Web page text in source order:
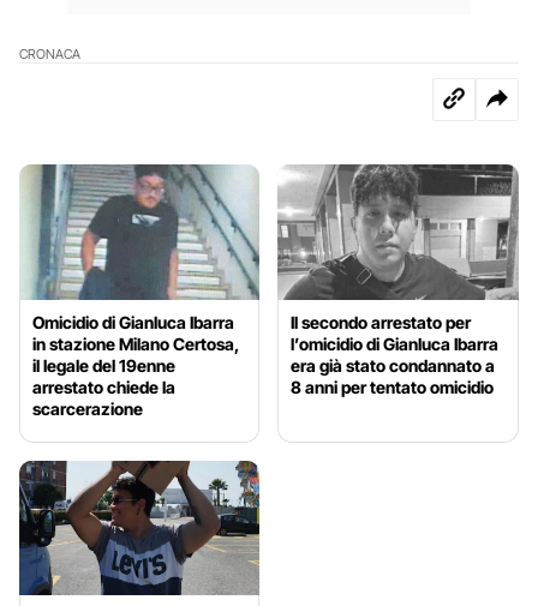
CRONACA
Omicidio di Gianluca Ibarra
in stazione Milano Certosa,
il legale del 19enne
arrestato chiede la
scarcerazione
Il secondo arrestato per
l’omicidio di Gianluca Ibarra
era già stato condannato a
8 anni per tentato omicidio